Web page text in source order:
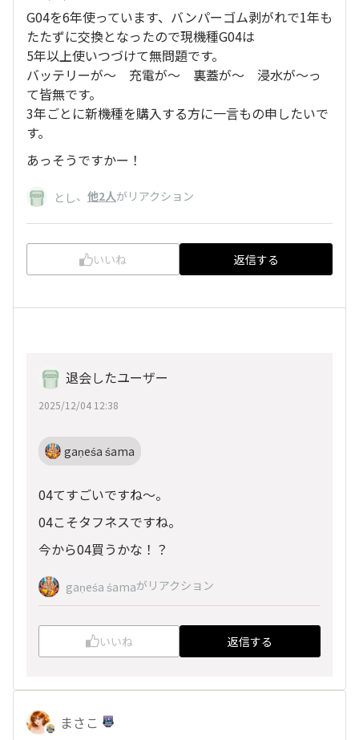
G04を6年使っています、バンパーゴム剥がれで1年も
たたずに交換となったので現機種G04は
5年以上使いつづけて無問題です。
バッテリーが～ 充電が～ 裏蓋が～ 浸水が～っ
て皆無です。
3年ごとに新機種を購入する方に一言もの申したいで
す。
あっそうですかー！
とし、 他2人がリアクション
いいね 返信する
退会したユーザー
2025/12/04 12:38
gaṇeśa śama
04てすごいですね〜。
04こそタフネスですね。
今から04買うかな！？
gaṇeśa śamaがリアクション
いいね 返信する
まさこ